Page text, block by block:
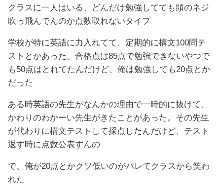
クラスに一人はいる、どんだけ勉強してても頭のネジ
吹っ飛んでんのか点数取れないタイプ
学校が特に英語に力入れてて、定期的に構文100問テ
ストとかあった。合格点は85点で勉強できないやつで
も50点はとれてたんだけど、俺は勉強しても20点とか
だった
ある時英語の先生がなんかの理由で一時的に抜けて、
かわりのわかーい先生がきたことがあった。その先生
が代わりに構文テストして採点したんだけど、テスト
返す時に点数公表すんの
で、俺が20点とかクソ低いのがバレてクラスから笑わ
れた